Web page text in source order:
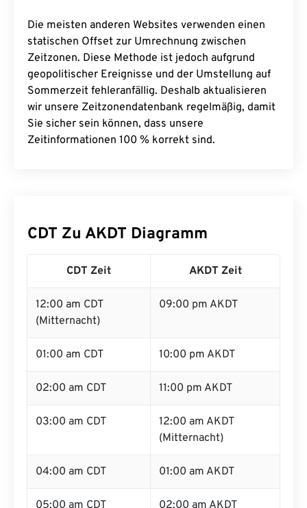
Die meisten anderen Websites verwenden einen
statischen Offset zur Umrechnung zwischen
Zeitzonen. Diese Methode ist jedoch aufgrund
geopolitischer Ereignisse und der Umstellung auf
Sommerzeit fehleranfällig. Deshalb aktualisieren
wir unsere Zeitzonendatenbank regelmäßig, damit
Sie sicher sein können, dass unsere
Zeitinformationen 100 % korrekt sind.
CDT Zu AKDT Diagramm
CDT Zeit AKDT Zeit
12:00 am CDT
(Mitternacht)
09:00 pm AKDT
01:00 am CDT 10:00 pm AKDT
02:00 am CDT 11:00 pm AKDT
03:00 am CDT
12:00 am AKDT
(Mitternacht)
04:00 am CDT 01:00 am AKDT
05:00 am CDT 02:00 am AKDT